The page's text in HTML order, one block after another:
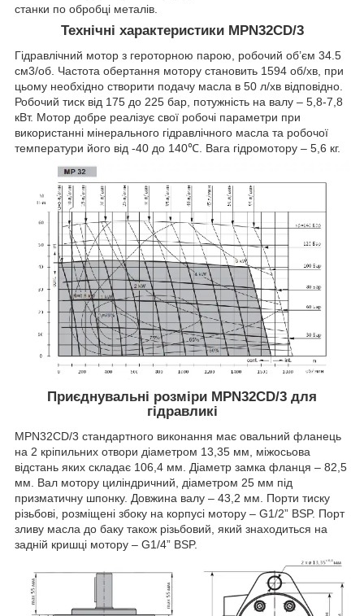
станки по обробці металів.
Технічні характеристики MPN32CD/3
Гідравлічний мотор з героторною парою, робочий об’єм 34.5
см3/об. Частота обертання мотору становить 1594 об/хв, при
цьому необхідно створити подачу масла в 50 л/хв відповідно.
Робочий тиск від 175 до 225 бар, потужність на валу – 5,8-7,8
кВт. Мотор добре реалізує свої робочі параметри при
використанні мінерального гідравлічного масла та робочої
температури його від -40 до 140℃. Вага гідромотору – 5,6 кг.
Приєднувальні розміри MPN32CD/3 для
гідравликі
MPN32CD/3 стандартного виконання має овальний фланець
на 2 кріпильних отвори діаметром 13,35 мм, міжосьова
відстань яких складає 106,4 мм. Діаметр замка фланця – 82,5
мм. Вал мотору циліндричний, діаметром 25 мм під
призматичну шпонку. Довжина валу – 43,2 мм. Порти тиску
різьбові, розміщені збоку на корпусі мотору – G1/2” BSP. Порт
зливу масла до баку також різьбовий, який знаходиться на
задній кришці мотору – G1/4” BSP.